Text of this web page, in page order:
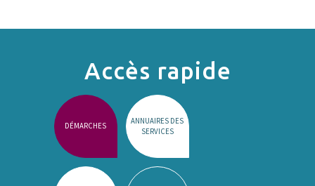
Accès rapide
DÉMARCHES
ANNUAIRES DES
SERVICES